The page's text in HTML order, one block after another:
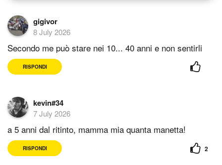
gigivor
8 July 2026
Secondo me può stare nei 10... 40 anni e non sentirli
RISPONDI
kevin#34
7 July 2026
a 5 anni dal ritinto, mamma mia quanta manetta!
RISPONDI 2